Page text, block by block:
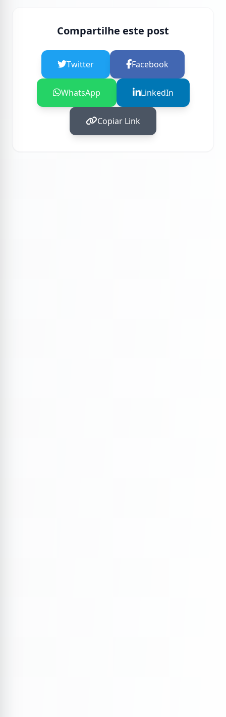
Compartilhe este post
Twitter Facebook
WhatsApp LinkedIn
Copiar Link